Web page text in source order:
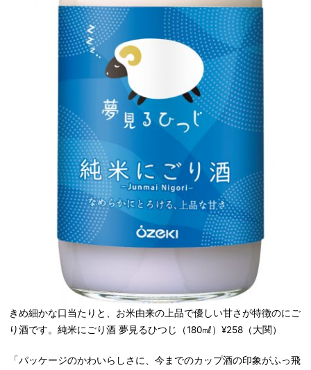
きめ細かな口当たりと、お米由来の上品で優しい甘さが特徴のにご
り酒です。純米にごり酒 夢見るひつじ（180㎖）¥258（大関）
「パッケージのかわいらしさに、今までのカップ酒の印象がふっ飛